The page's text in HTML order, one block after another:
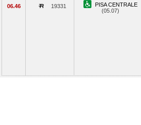
06.46 19331
PISA CENTRALE
(05.07)